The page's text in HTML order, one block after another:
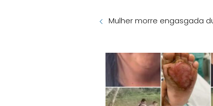
Mulher morre engasgada